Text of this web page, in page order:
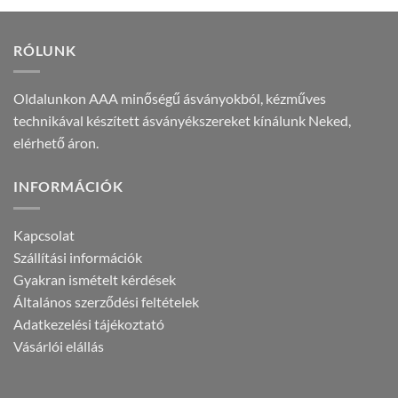
RÓLUNK
Oldalunkon AAA minőségű ásványokból, kézműves
technikával készített ásványékszereket kínálunk Neked,
elérhető áron.
INFORMÁCIÓK
Kapcsolat
Szállítási információk
Gyakran ismételt kérdések
Általános szerződési feltételek
Adatkezelési tájékoztató
Vásárlói elállás